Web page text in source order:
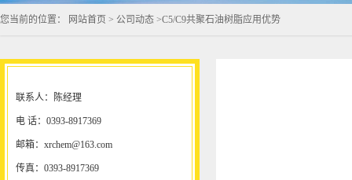
您当前的位置： 网站首页 > 公司动态 >C5/C9共聚石油树脂应用优势
联系人：陈经理
电 话：0393-8917369
邮箱：xrchem@163.com
传真：0393-8917369